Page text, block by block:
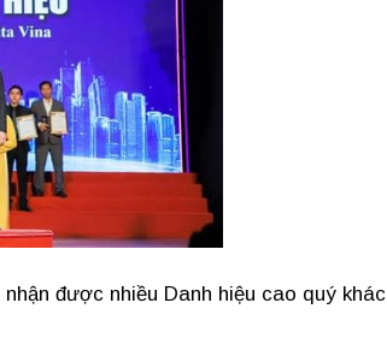
được nhiều Danh hiệu cao quý khác